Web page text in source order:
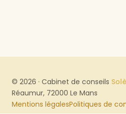
© 2026 · Cabinet de conseils
Réaumur, 72000 Le Mans
Mentions légalesPolitiques de